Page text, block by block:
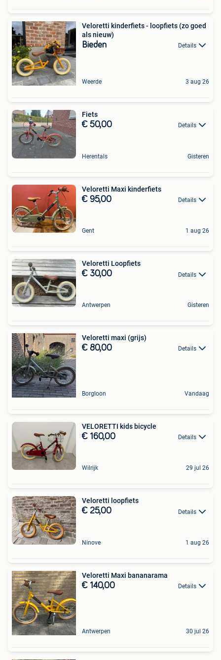
Veloretti kinderfiets - loopfiets (zo goed
als nieuw)
Bieden Details
Weerde 3 aug 26
Fiets
€ 50,00 Details
Herentals Gisteren
Veloretti Maxi kinderfiets
€ 95,00 Details
Gent 1 aug 26
Veloretti Loopfiets
€ 30,00 Details
Antwerpen Gisteren
Veloretti maxi (grijs)
€ 80,00 Details
Borgloon Vandaag
VELORETTI kids bicycle
€ 160,00 Details
Wilrijk 29 jul 26
Veloretti loopfiets
€ 25,00 Details
Ninove 1 aug 26
Veloretti Maxi bananarama
€ 140,00 Details
Antwerpen 30 jul 26